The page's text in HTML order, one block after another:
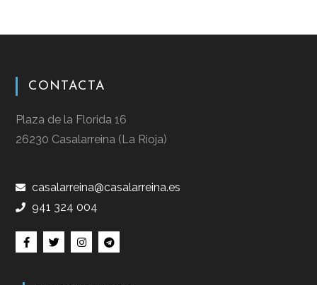
CONTACTA
Plaza de la Florida 16
26230 Casalarreina (La Rioja)
casalarreina@casalarreina.es
941 324 004